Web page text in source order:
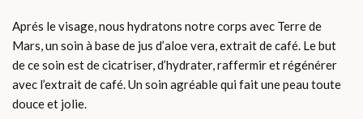
Aprés le visage, nous hydratons notre corps avec Terre de
Mars, un soin à base de jus d’aloe vera, extrait de café. Le but
de ce soin est de cicatriser, d’hydrater, raffermir et régénérer
avec l’extrait de café. Un soin agréable qui fait une peau toute
douce et jolie.